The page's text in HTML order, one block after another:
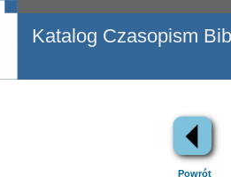
Katalog Czasopism
Powrót